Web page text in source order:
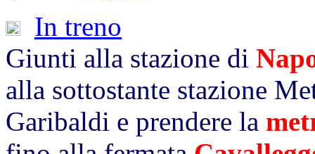
In treno
Giunti alla stazione di
alla sottostante stazione
Garibaldi e prendere la